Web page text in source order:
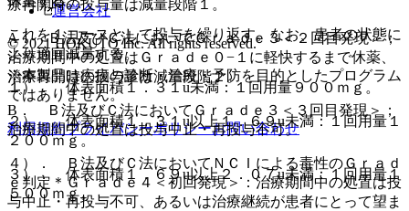
療再開時の投与量は減量段階１。
A． Ｂ法及びＣ法においてＧｒａｄｅ３＜２回目発現＞；
治療期間中の処置はＧｒａｄｅ０−１に軽快するまで休薬、
治療再開時の投与量は減量段階２。
B． Ｂ法及びＣ法においてＧｒａｄｅ３＜３回目発現＞；
治療期間中の処置は投与中止・再投与不可。
４）． Ｂ法及びＣ法においてＮＣＩによる毒性のＧｒａｄ
ｅ判定＊Ｇｒａｄｅ４＜初回発現＞：治療期間中の処置は投
与中止・再投与不可、あるいは治療継続が患者にとって望ま
これを１コースとして投与を繰り返す。なお、患者の状態に
より適宜減量する。
１）． 体表面積１．３１u未満：１回用量９００ｍｇ。
２）． 体表面積１．３１u以上１．６９u未満：１回用量１
２００ｍｇ。
３）． 体表面積１．６９u以上２．０７u未満：１回用量１
５００ｍｇ。
運営会社
© 2021 HOKUTO Inc. All rights reserved.
※本製品は疾病の診断・治療・予防を目的としたプログラム
ではありません。
利用規約プライバシーポリシーお問い合わせ